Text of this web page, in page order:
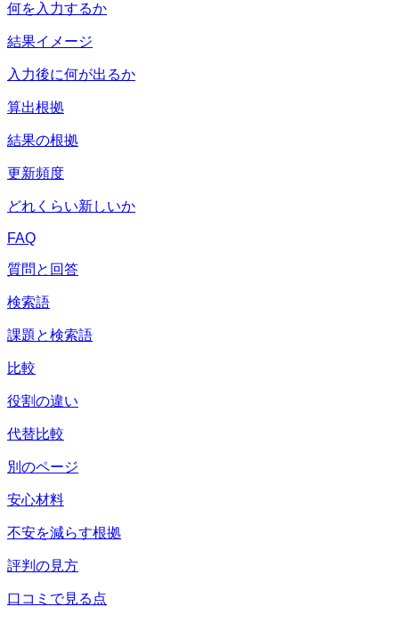
何を入力するか
結果イメージ
入力後に何が出るか
算出根拠
結果の根拠
更新頻度
どれくらい新しいか
FAQ
質問と回答
検索語
課題と検索語
比較
役割の違い
代替比較
別のページ
安心材料
不安を減らす根拠
評判の見方
口コミで見る点